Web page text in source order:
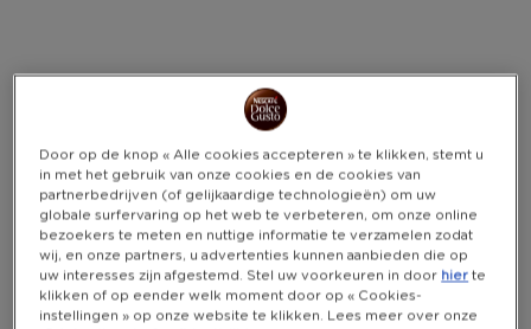
Door op de knop « Alle cookies accepteren » te klikken, stemt u
in met het gebruik van onze cookies en de cookies van
partnerbedrijven (of gelijkaardige technologieën) om uw
globale surfervaring op het web te verbeteren, om onze online
bezoekers te meten en nuttige informatie te verzamelen zodat
wij, en onze partners, u advertenties kunnen aanbieden die op
uw interesses zijn afgestemd. Stel uw voorkeuren in door hier te
klikken of op eender welk moment door op « Cookies-
instellingen » op onze website te klikken. Lees meer over onze